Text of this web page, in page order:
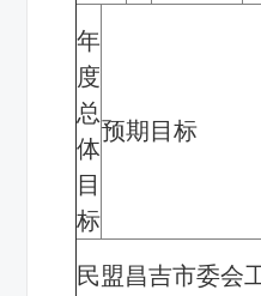
年
度
总
体
目
标
预期目标
民盟昌吉市委会